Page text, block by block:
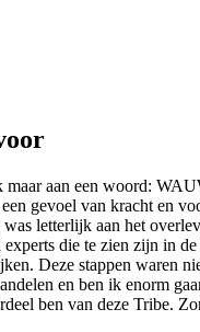
aan een woord:
gevoel van kracht en
letterlijk aan het
die te zien zijn in
Deze stappen waren
en ben ik enorm
ben van deze Tribe.